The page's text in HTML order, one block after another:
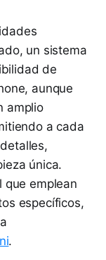
un sistema
de
aunque
amplio
a cada
única.
que emplean
específicos,
.